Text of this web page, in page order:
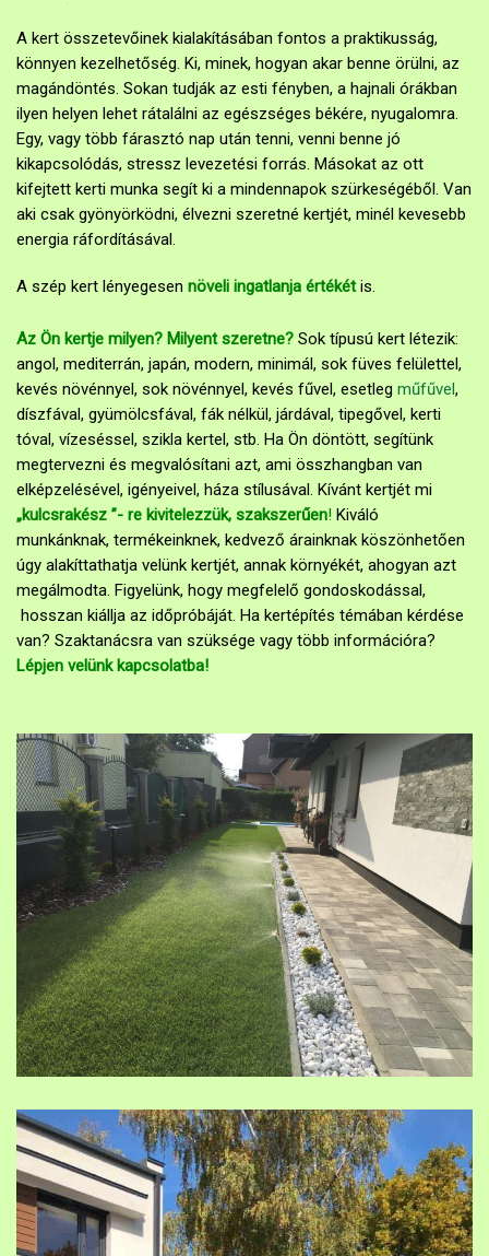
A kert összetevőinek kialakításában fontos a praktikusság,
könnyen kezelhetőség. Ki, minek, hogyan akar benne örülni, az
magándöntés. Sokan tudják az esti fényben, a hajnali órákban
ilyen helyen lehet rátalálni az egészséges békére, nyugalomra.
Egy, vagy több fárasztó nap után tenni, venni benne jó
kikapcsolódás, stressz levezetési forrás. Másokat az ott
kifejtett kerti munka segít ki a mindennapok szürkeségéből. Van
aki csak gyönyörködni, élvezni szeretné kertjét, minél kevesebb
energia ráfordításával.
A szép kert lényegesen növeli ingatlanja értékétis.
Az Ön kertje milyen? Milyent szeretne? Sok típusú kert létezik:
angol, mediterrán, japán, modern, minimál, sok füves felülettel,
kevés növénnyel, sok növénnyel, kevés fűvel, esetleg műfűvel,
díszfával, gyümölcsfával, fák nélkül, járdával, tipegővel, kerti
tóval, vízeséssel, szikla kertel, stb. Ha Ön döntött, segítünk
megtervezni és megvalósítani azt, ami összhangban van
elképzelésével, igényeivel, háza stílusával. Kívánt kertjét mi
„kulcsrakész ”- re kivitelezzük, szakszerűen! Kiváló
munkánknak, termékeinknek, kedvező árainknak köszönhetően
úgy alakíttathatja velünk kertjét, annak környékét, ahogyan azt
megálmodta. Figyelünk, hogy megfelelő gondoskodással,
hosszan kiállja az időpróbáját. Ha kertépítés témában kérdése
van? Szaktanácsra van szüksége vagy több információra?
Lépjen velünk kapcsolatba!